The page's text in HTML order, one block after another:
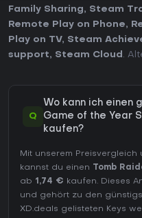
Family Sharing, Steam
Remote Play on Phone,
Play on TV, Steam
support, Steam Cloud .
Q
Wo kann ich einen
Game of the Year
kaufen?
Mit unserem
kannst du einen
Tomb
ab 1,74 € kaufen. Dieses
und gehört zu den
XD.deals gelisteten Keys